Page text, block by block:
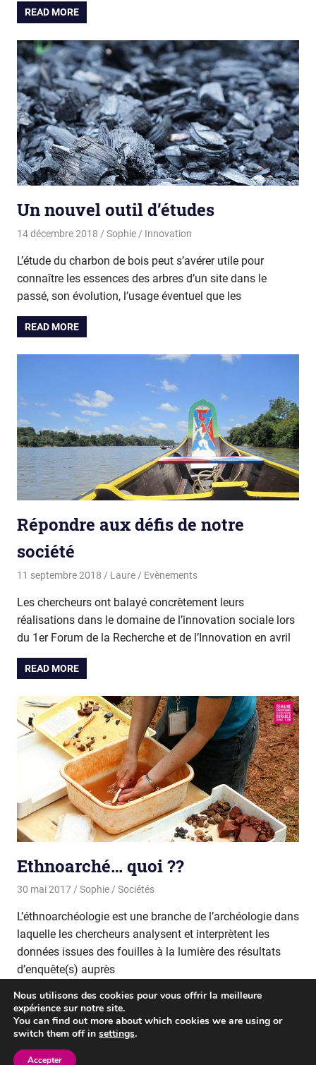
READ MORE
Un nouvel outil d’études
14 décembre 2018 Sophie Innovation
L’étude du charbon de bois peut s’avérer utile pour
connaître les essences des arbres d’un site dans le
passé, son évolution, l’usage éventuel que les
READ MORE
Répondre aux défis de notre
société
11 septembre 2018 Laure Evènements
Les chercheurs ont balayé concrètement leurs
réalisations dans le domaine de l’innovation sociale lors
du 1er Forum de la Recherche et de l’Innovation en avril
READ MORE
Ethnoarché… quoi ??
30 mai 2017 Sophie Sociétés
L’éthnoarchéologie est une branche de l’archéologie dans
laquelle les chercheurs analysent et interprètent les
données issues des fouilles à la lumière des résultats
d’enquête(s) auprès
READ MORE
WordPress Theme: Gridbox by ThemeZee.
Nous utilisons des cookies pour vous offrir la meilleure
expérience sur notre site.
You can find out more about which cookies we are using or
switch them off in settings.
Accepter